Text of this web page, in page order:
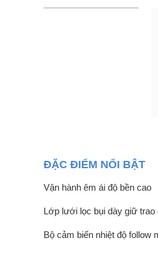
ĐẶC ĐIỂM NỔI BẬT
Vận hành êm ái độ bền cao
Lớp lưới lọc bụi dày giữ trao
Bộ cảm biến nhiệt độ follow